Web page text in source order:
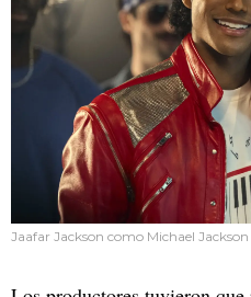
Jaafar Jackson como Michael